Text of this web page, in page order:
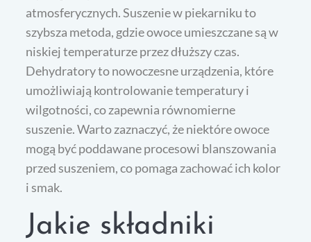
atmosferycznych. Suszenie w piekarniku to
szybsza metoda, gdzie owoce umieszczane są w
niskiej temperaturze przez dłuższy czas.
Dehydratory to nowoczesne urządzenia, które
umożliwiają kontrolowanie temperatury i
wilgotności, co zapewnia równomierne
suszenie. Warto zaznaczyć, że niektóre owoce
mogą być poddawane procesowi blanszowania
przed suszeniem, co pomaga zachować ich kolor
i smak.
Jakie składniki